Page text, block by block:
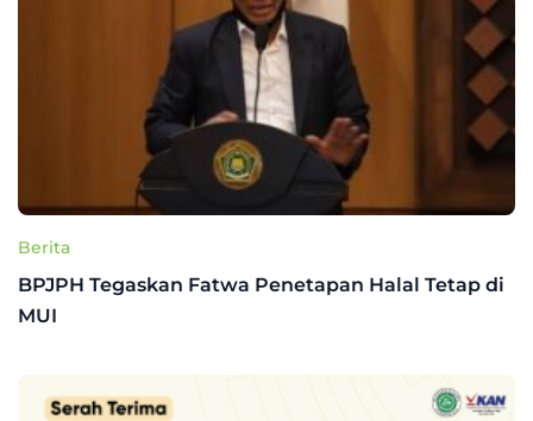
Berita
BPJPH Tegaskan Fatwa Penetapan Halal Tetap di
MUI